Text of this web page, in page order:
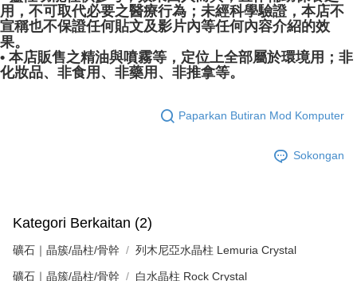
用，不可取代必要之醫療行為；未經科學驗證，本店不
宣稱也不保證任何貼文及影片內等任何內容介紹的效
果。
• 本店販售之精油與噴霧等，定位上全部屬於環境用；非
化妝品、非食用、非藥用、非推拿等。
Paparkan Butiran Mod Komputer
Sokongan
Kategori Berkaitan (2)
礦石｜晶簇/晶柱/骨幹 列木尼亞水晶柱 Lemuria Crystal
礦石｜晶簇/晶柱/骨幹 白水晶柱 Rock Crystal